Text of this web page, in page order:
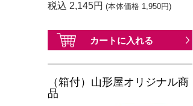
税込 2,145円 (本体価格 1,950円)
カートに 入れる
（箱付）山形屋オリジナル商
品